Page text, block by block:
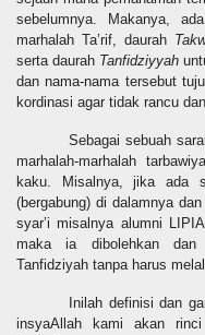
sebelumnya. Makanya,
marhalah Ta’rif, daurah
serta daurah Tanfidziyyah
dan nama-nama tersebut
kordinasi agar tidak rancu
Sebagai sebuah
marhalah-marhalah
kaku. Misalnya, jika ada
(bergabung) di dalamnya
syar’i misalnya alumni
maka ia dibolehkan dan
Tanfidziyah tanpa harus
Inilah definisi dan
insyaAllah kami akan